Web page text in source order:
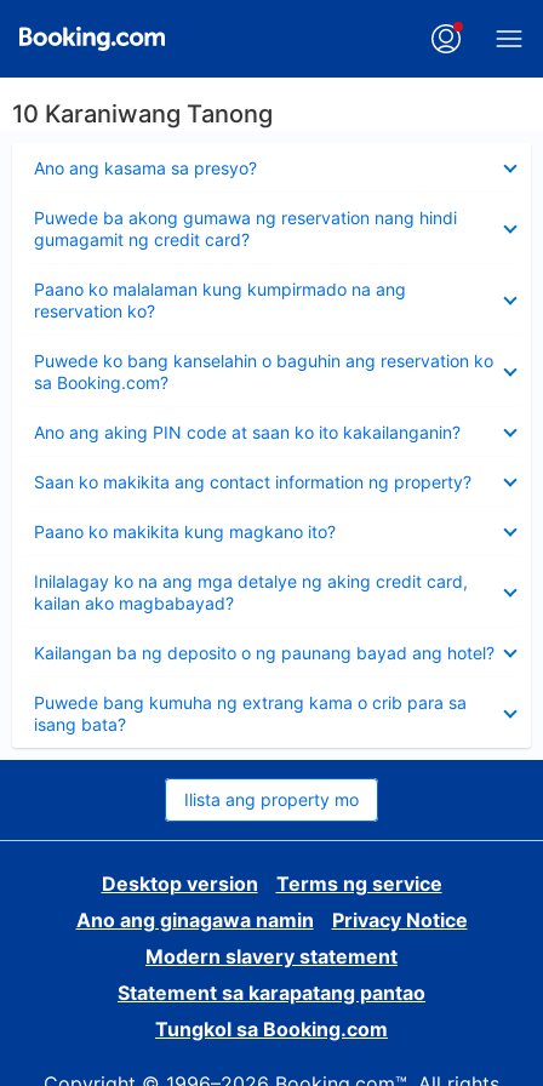
10 Karaniwang Tanong
Ano ang kasama sa presyo?
ang
Puwede ba akong gumawa ng reservation nang hindi
gumagamit ng credit card?
ang
sagot
Paano ko malalaman kung kumpirmado na ang
reservation ko?
ang
sagot
Puwede ko bang kanselahin o baguhin ang reservation ko
sa Booking.com?
ang
sagot
Ano ang aking PIN code at saan ko ito kakailanganin?
ang
Saan ko makikita ang contact information ng property?
ang
Paano ko makikita kung magkano ito?
ang
Inilalagay ko na ang mga detalye ng aking credit card,
kailan ako magbabayad?
ang
sagot
Kailangan ba ng deposito o ng paunang bayad ang hotel?
ang
Puwede bang kumuha ng extrang kama o crib para sa
isang bata?
ang
sagot
Ilista ang property mo
Desktop version
Terms ng service
Ano ang ginagawa namin
Privacy Notice
Modern slavery statement
Statement sa karapatang pantao
Tungkol sa Booking.com